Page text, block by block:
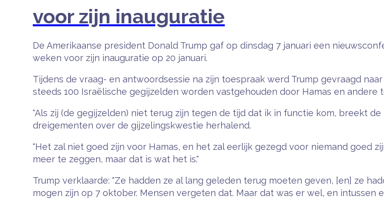
voor zijn inauguratie
De Amerikaanse president Donald Trump gaf op dinsdag 7 januari een
weken voor zijn inauguratie op 20 januari.
Tijdens de vraag- en antwoordsessie na zijn toespraak werd Trump gevraagd
steeds 100 Israëlische gegijzelden worden vastgehouden door Hamas en andere
"Als zij (de gegijzelden) niet terug zijn tegen de tijd dat ik in functie kom, breekt
dreigementen over de gijzelingskwestie herhalend.
"Het zal niet goed zijn voor Hamas, en het zal eerlijk gezegd voor niemand goed
meer te zeggen, maar dat is wat het is."
Trump verklaarde: "Ze hadden ze al lang geleden terug moeten geven, [en] ze
mogen zijn op 7 oktober. Mensen vergeten dat. Maar dat was er wel, en intussen